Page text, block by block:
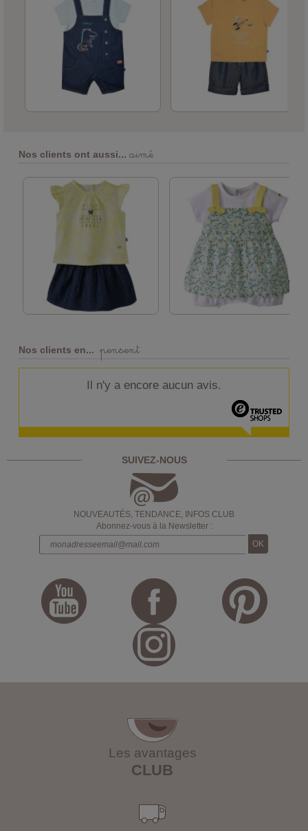
Nos clients ont aussi... aimé
Nos clients en... pensent
Il n'y a encore aucun avis.
SUIVEZ-NOUS
NOUVEAUTÉS, TENDANCE, INFOS CLUB
Abonnez-vous à la Newsletter :
Les avantages
CLUB